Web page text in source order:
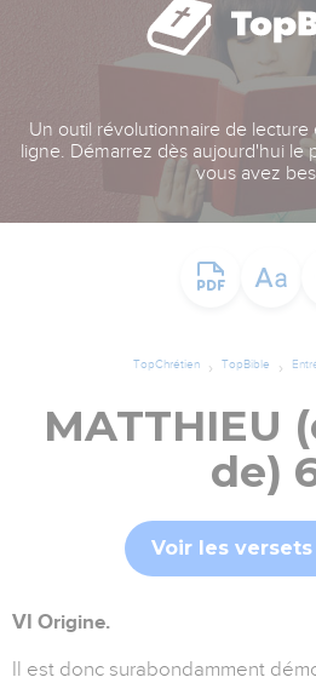
Un outil révolutionnaire de
ligne. Démarrez dès aujourd'hui le
vous avez
TopChrétien TopBible
MATTHIEU
de)
Voir les
VI Origine.
Il est donc surabondamment